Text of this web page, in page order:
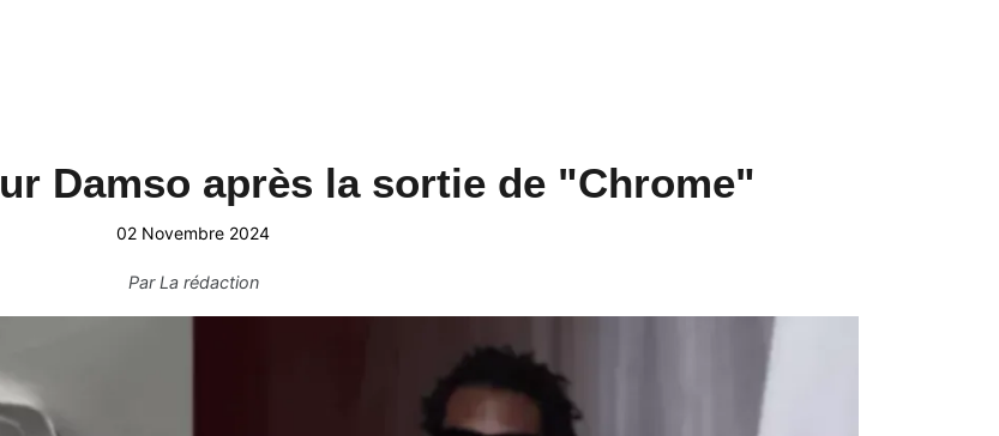
Damso après la sortie de "Chrome"
02 Novembre 2024
ParLa rédaction